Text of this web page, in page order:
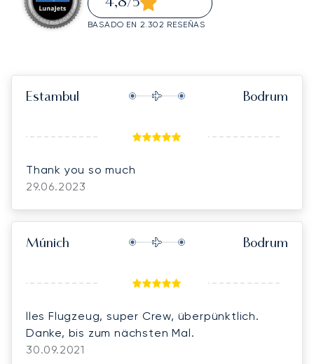
/5
BASADO EN 2.302 RESEÑAS
Estambul Bodrum
Thank you so much
29.06.2023
Múnich Bodrum
lles Flugzeug, super Crew, überpünktlich.
Danke, bis zum nächsten Mal.
30.09.2021